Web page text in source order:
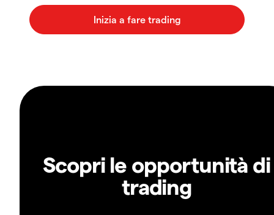
Scopri le opportunità di
trading